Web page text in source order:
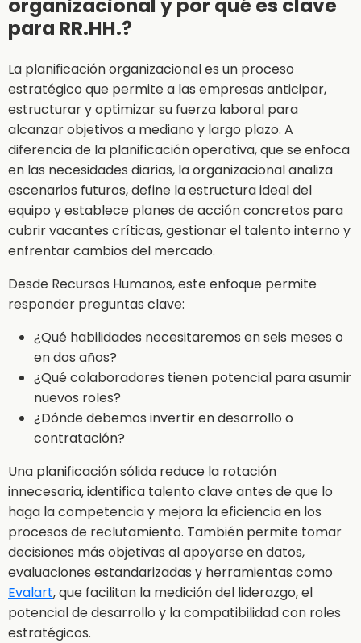
para RR.HH.?
La planificación organizacional es un proceso
estratégico que permite a las empresas anticipar,
estructurar y optimizar su fuerza laboral para
alcanzar objetivos a mediano y largo plazo. A
diferencia de la planificación operativa, que se enfoca
en las necesidades diarias, la organizacional analiza
escenarios futuros, define la estructura ideal del
equipo y establece planes de acción concretos para
cubrir vacantes críticas, gestionar el talento interno y
enfrentar cambios del mercado.
Desde Recursos Humanos, este enfoque permite
responder preguntas clave:
¿Qué habilidades necesitaremos en seis meses o
en dos años?
¿Qué colaboradores tienen potencial para asumir
nuevos roles?
¿Dónde debemos invertir en desarrollo o
contratación?
Una planificación sólida reduce la rotación
innecesaria, identifica talento clave antes de que lo
haga la competencia y mejora la eficiencia en los
procesos de reclutamiento. También permite tomar
decisiones más objetivas al apoyarse en datos,
evaluaciones estandarizadas y herramientas como
Evalart, que facilitan la medición del liderazgo, el
potencial de desarrollo y la compatibilidad con roles
estratégicos.